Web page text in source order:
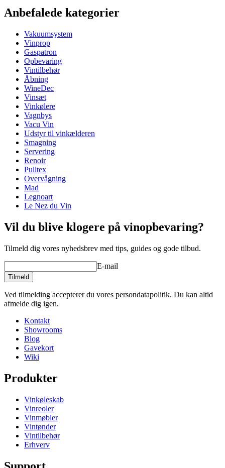
ProduktnummerAV603
Dimensioner (BxHxD cm)
Vægt (kg)
Højde (cm)30
Dybde (cm)
Anbefalede kategorier
Vakuumsystem
Vinprop
Gaspatron
Opbevaring
Vintilbehør
Åbning
WineDec
Vinsæt
Vinkølere
Vagnbys
Vacu Vin
Udstyr til vinkælderen
Smagning
Servering
Renoir
Pulltex
Overvågning
Mad
Legnoart
Le Nez du Vin
Vil du blive klogere på vinopbevaring?
Tilmeld dig vores nyhedsbrev med tips, guides og gode tilbud.
E-mail
Tilmeld
Ved tilmelding accepterer du vores persondatapolitik. Du kan altid
afmelde dig igen.
Kontakt
Showrooms
Blog
Gavekort
Wiki
Produkter
Vinkøleskab
Vinreoler
Vinmøbler
Vintønder
Vintilbehør
Erhverv